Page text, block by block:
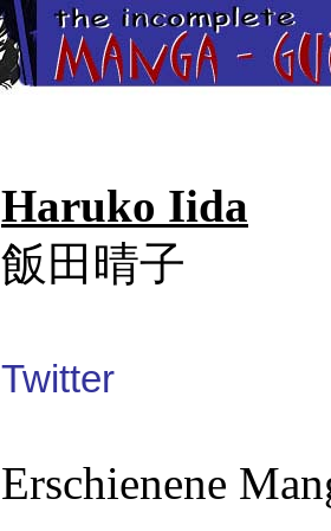
Haruko Iida
飯田晴子
Twitter
Erschienene